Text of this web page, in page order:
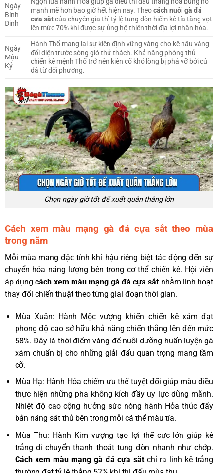
Ngày
Bính
Đinh
mạnh mẽ hơn bao giờ hết hiện nay. Theocách nuôi gà đá
cựa sắtcủa chuyên gia thì tỷ lệ tung đòn hiểm kê tía tăng vọt
lên mức 70% khi được sự ủng hộ thiên thời địa lợi nhân hòa.
Ngày
Mậu
Kỷ
Hành Thổ mang lại sự kiên định vững vàng cho kê nâu vàng
đối diện trước sóng gió thử thách. Khả năng phòng thủ
chiến kê mệnh Thổ trở nên kiên cố khó lòng bị phá vỡ bởi cú
đá từ đối phương.
Chọn ngày giờ tốt để xuất quân thắng lớn
Cách xem màu mạng gà đá cựa sắt theo mùa
trong năm
Mỗi mùa mang đặc tính khí hậu riêng biệt tác động đến sự
chuyển hóa năng lượng bên trong cơ thể chiến kê. Hội viên
áp dụngcách xem màu mạng gà đá cựa sắt nhằm linh hoạt
thay đổi chiến thuật theo từng giai đoạn thời gian.
Mùa Xuân: Hành Mộc vượng khiến chiến kê xám đạt
phong độ cao sở hữu khả năng chiến thắng lên đến mức
58%. Đây là thời điểm vàng để nuôi dưỡng huấn luyện gà
xám chuẩn bị cho những giải đấu quan trọng mang tầm
cỡ.
Mùa Hạ: Hành Hỏa chiếm ưu thế tuyệt đối giúp màu điều
thực hiện những pha không kích đầy uy lực dũng mãnh.
Nhiệt độ cao cộng hưởng sức nóng hành Hỏa thúc đẩy
bản năng sát thủ bên trong mỗi cá thể màu tía.
Mùa Thu: Hành Kim vượng tạo lợi thế cực lớn giúp kê
trắng di chuyển thanh thoát tung đòn nhanh như chớp.
Cách xem màu mạng gà đá cựa sắt chỉ ra linh kê trắng